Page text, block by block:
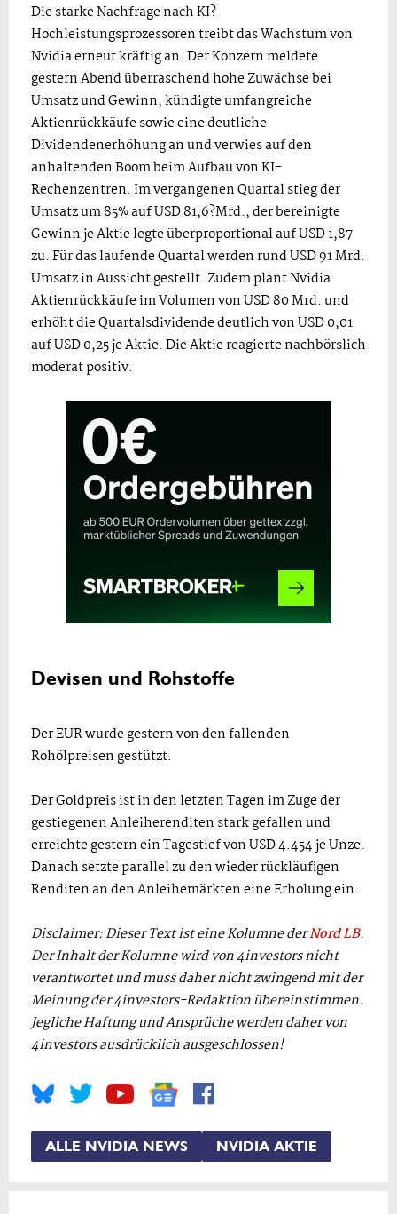
Die starke Nachfrage nach KI?
Hochleistungsprozessoren treibt das Wachstum von
Nvidia erneut kräftig an. Der Konzern meldete
gestern Abend überraschend hohe Zuwächse bei
Umsatz und Gewinn, kündigte umfangreiche
Aktienrückkäufe sowie eine deutliche
Dividendenerhöhung an und verwies auf den
anhaltenden Boom beim Aufbau von KI-
Rechenzentren. Im vergangenen Quartal stieg der
Umsatz um 85% auf USD 81,6?Mrd., der bereinigte
Gewinn je Aktie legte überproportional auf USD 1,87
zu. Für das laufende Quartal werden rund USD 91 Mrd.
Umsatz in Aussicht gestellt. Zudem plant Nvidia
Aktienrückkäufe im Volumen von USD 80 Mrd. und
erhöht die Quartalsdividende deutlich von USD 0,01
auf USD 0,25 je Aktie. Die Aktie reagierte nachbörslich
moderat positiv.
Devisen und Rohstoffe
Der EUR wurde gestern von den fallenden
Rohölpreisen gestützt.
Der Goldpreis ist in den letzten Tagen im Zuge der
gestiegenen Anleiherenditen stark gefallen und
erreichte gestern ein Tagestief von USD 4.454 je Unze.
Danach setzte parallel zu den wieder rückläufigen
Renditen an den Anleihemärkten eine Erholung ein.
Disclaimer: Dieser Text ist eine Kolumne derNord LB.
Der Inhalt der Kolumne wird von 4investors nicht
verantwortet und muss daher nicht zwingend mit der
Meinung der 4investors-Redaktion übereinstimmen.
Jegliche Haftung und Ansprüche werden daher von
4investors ausdrücklich ausgeschlossen!
ALLE NVIDIA NEWS NVIDIA AKTIE